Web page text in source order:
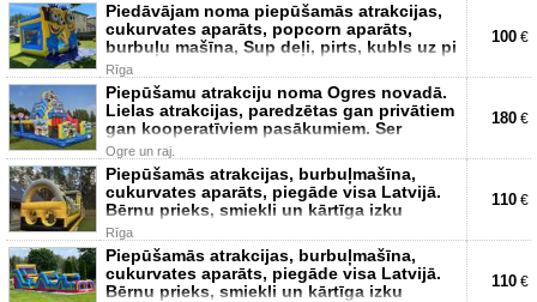
Piedāvājam noma piepūšamās atrakcijas,
cukurvates aparāts, popcorn aparāts,
burbuļu mašīna, Sup deļi, pirts, kubls uz pi
Rīga
100 €
Piepūšamu atrakciju noma Ogres novadā.
Lielas atrakcijas, paredzētas gan privātiem
gan kooperatīviem pasākumiem. Ser
Ogre un raj.
180 €
Piepūšamās atrakcijas, burbuļmašīna,
cukurvates aparāts, piegāde visa Latvijā.
Bērnu prieks, smiekli un kārtīga izku
Rīga
110 €
Piepūšamās atrakcijas, burbuļmašīna,
cukurvates aparāts, piegāde visa Latvijā.
Bērnu prieks, smiekli un kārtīga izku
110 €